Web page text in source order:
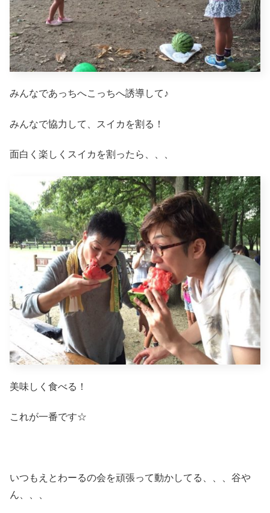
みんなであっちへこっちへ誘導して♪
みんなで協力して、スイカを割る！
面白く楽しくスイカを割ったら、、、
美味しく食べる！
これが一番です☆
いつもえとわーるの会を頑張って動かしてる、、、谷や
ん、、、